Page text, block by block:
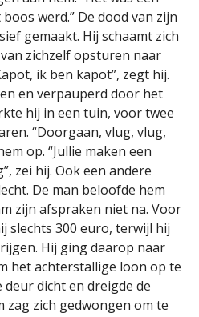
werd.” De dood van zijn
gemaakt. Hij schaamt zich
zichzelf opsturen naar
ik ben kapot”, zegt hij.
en verpauperd door het
hij in een tuin, voor twee
“Doorgaan, vlug, vlug,
op. “Jullie maken een
zei hij. Ook een andere
De man beloofde hem
zijn afspraken niet na. Voor
slechts 300 euro, terwijl hij
Hij ging daarop naar
het achterstallige loon op te
deur dicht en dreigde de
zag zich gedwongen om te